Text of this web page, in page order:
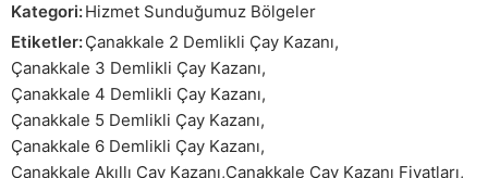
Kategori:Hizmet Sunduğumuz Bölgeler
Etiketler:Çanakkale 2 Demlikli Çay Kazanı,
Çanakkale 3 Demlikli Çay Kazanı,
Çanakkale 4 Demlikli Çay Kazanı,
Çanakkale 5 Demlikli Çay Kazanı,
Çanakkale 6 Demlikli Çay Kazanı,
Çanakkale Akıllı Çay Kazanı,Çanakkale Çay Kazanı Fiyatları,